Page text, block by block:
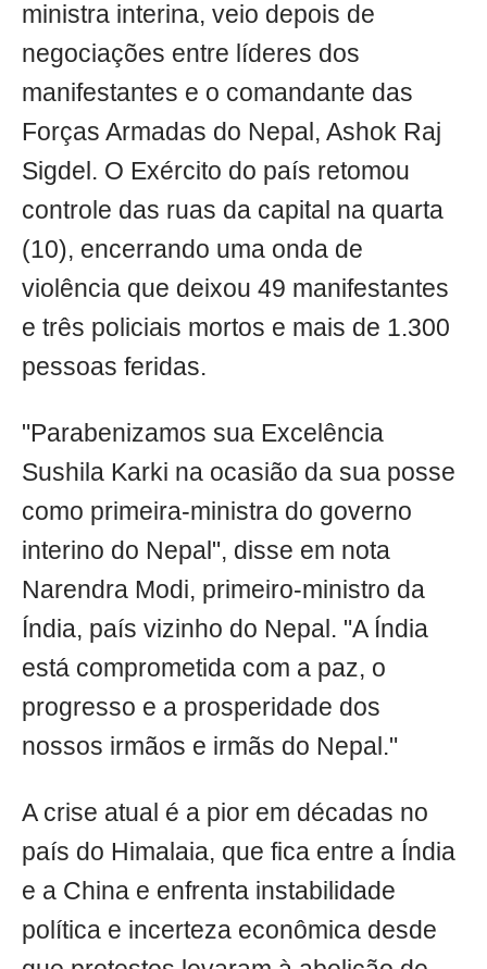
ministra interina, veio depois de
negociações entre líderes dos
manifestantes e o comandante das
Forças Armadas do Nepal, Ashok Raj
Sigdel. O Exército do país retomou
controle das ruas da capital na quarta
(10), encerrando uma onda de
violência que deixou 49 manifestantes
e três policiais mortos e mais de 1.300
pessoas feridas.
"Parabenizamos sua Excelência
Sushila Karki na ocasião da sua posse
como primeira-ministra do governo
interino do Nepal", disse em nota
Narendra Modi, primeiro-ministro da
Índia, país vizinho do Nepal. "A Índia
está comprometida com a paz, o
progresso e a prosperidade dos
nossos irmãos e irmãs do Nepal."
A crise atual é a pior em décadas no
país do Himalaia, que fica entre a Índia
e a China e enfrenta instabilidade
política e incerteza econômica desde